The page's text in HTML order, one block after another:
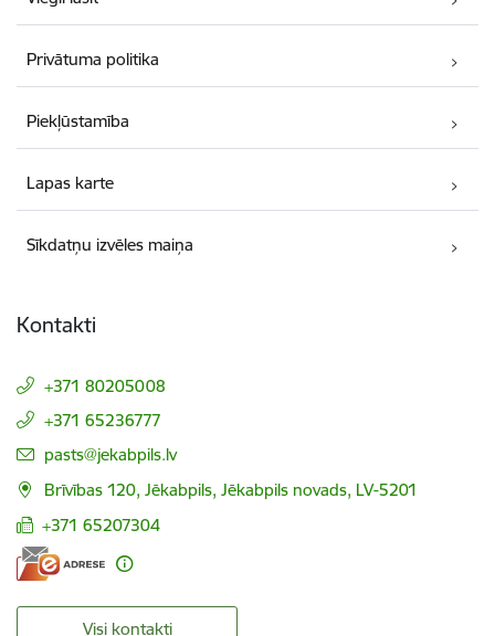
Privātuma politika
Piekļūstamība
Lapas karte
Sīkdatņu izvēles maiņa
Kontakti
+371 80205008
+371 65236777
E-pasts:
pasts@jekabpils.lv
Brīvības 120, Jēkabpils, Jēkabpils novads, LV-5201
+371 65207304
Visi kontakti